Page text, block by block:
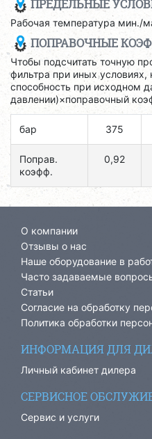
ПРЕДЕЛЬНЫЕ
Рабочая температура мин./
ПОПРАВОЧНЫЕ
Чтобы подсчитать точную
фильтра при иных
способность при исходном
давлении)×поправочный
бар 375
Поправ.
коэфф.
0,92
О компании
Отзывы о нас
Наше оборудование в
Часто задаваемые
Статьи
Согласие на обработку
Политика обработки
ИНФОРМАЦИЯ ДЛЯ
Личный кабинет дилера
СЕРВИСНОЕ
Сервис и услуги